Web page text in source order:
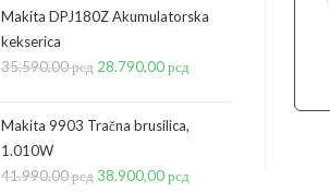
Makita DPJ180Z Akumulatorska
kekserica
35.590,00рсд Originalna
je
35.590,00 рсд.
28.790,00рсд
Makita 9903 Tračna brusilica,
1.010W
41.990,00рсд Originalna
38.900,00рсд